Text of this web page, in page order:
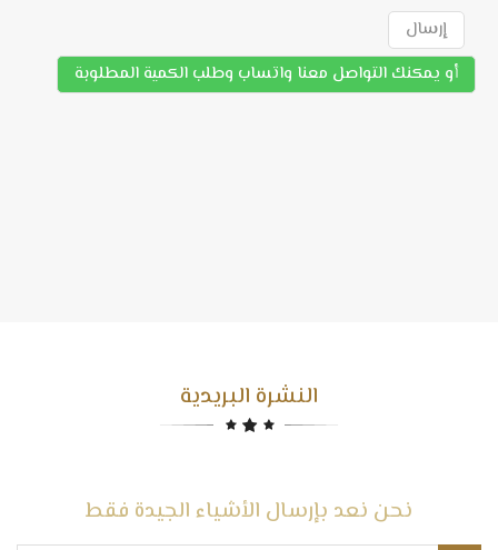
إرسال
أو يمكنك التواصل معنا واتساب وطلب الكمية المطلوبة
النشرة البريدية
نحن نعد بإرسال الأشياء الجيدة فقط